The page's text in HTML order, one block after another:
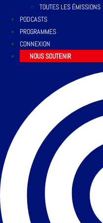
TOUTES LES ÉMISSIONS
PODCASTS
PROGRAMMES
CONNEXION
NOUS SOUTENIR